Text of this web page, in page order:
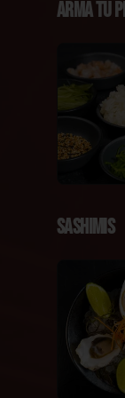
Arma Tu
Sashimis